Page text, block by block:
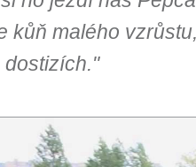
kůň malého